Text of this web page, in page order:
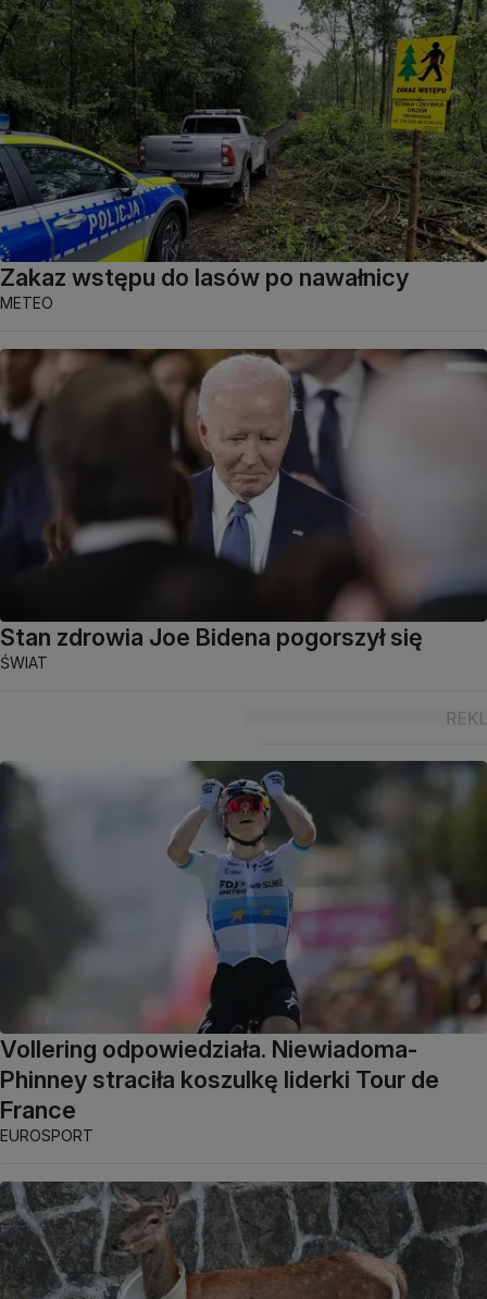
Zakaz wstępu do lasów po nawałnicy
METEO
Stan zdrowia Joe Bidena pogorszył się
ŚWIAT
Vollering odpowiedziała. Niewiadoma-
Phinney straciła koszulkę liderki Tour de
France
EUROSPORT